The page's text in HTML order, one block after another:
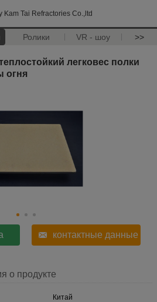
Kam Tai Refractories Co.,ltd
Ролики VR - шоу >>
легковес полки
огня
контактные данные
о продукте
Китай